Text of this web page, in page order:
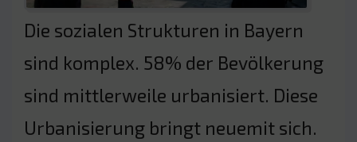
Die sozialen Strukturen in Bayern
sind komplex. 58% der Bevölkerung
sind mittlerweile urbanisiert. Diese
Urbanisierung bringt neuemit sich.